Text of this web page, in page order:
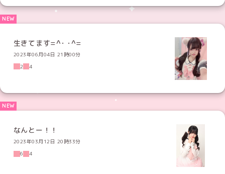
生きてます=^･ ･^=
2023年06月04日 21時00分
2
4
なんとー！！
2023年03月12日 20時33分
6
4